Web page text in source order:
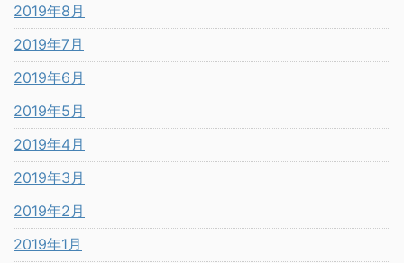
2019年8月
2019年7月
2019年6月
2019年5月
2019年4月
2019年3月
2019年2月
2019年1月